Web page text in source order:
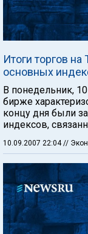
Итоги торгов
основных
В понедельник,
бирже
концу дня были
индексов,
10.09.2007 22:04 //